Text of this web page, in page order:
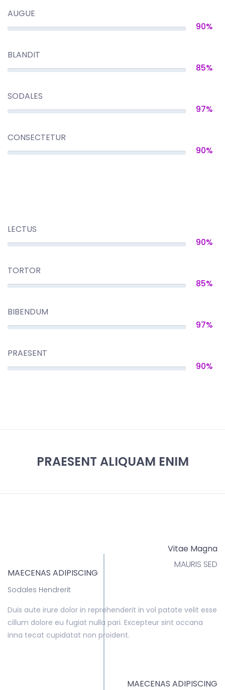
AUGUE
90%
BLANDIT
85%
SODALES
97%
CONSECTETUR
90%
LECTUS
90%
TORTOR
85%
BIBENDUM
97%
PRAESENT
90%
PRAESENT ALIQUAM ENIM
Vitae Magna
MAURIS SED
MAECENAS ADIPISCING
Sodales Hendrerit
Duis aute irure dolor in reprehenderit in vol patate velit esse
cillum dolore eu fugiat nulla pari. Excepteur sint occana
inna tecat cupidatat non proident.
MAECENAS ADIPISCING